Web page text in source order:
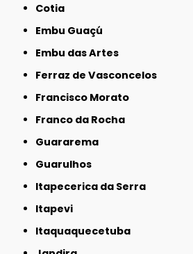
Cotia
Embu Guaçú
Embu das Artes
Ferraz de Vasconcelos
Francisco Morato
Franco da Rocha
Guararema
Guarulhos
Itapecerica da Serra
Itapevi
Itaquaquecetuba